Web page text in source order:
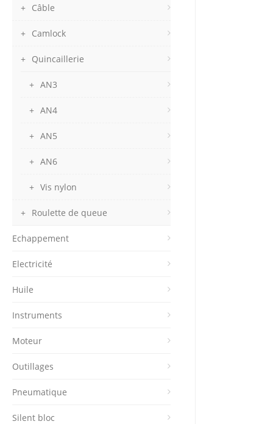
Câble
Camlock
Quincaillerie
AN3
AN4
AN5
AN6
Vis nylon
Roulette de queue
Echappement
Electricité
Huile
Instruments
Moteur
Outillages
Pneumatique
Silent bloc